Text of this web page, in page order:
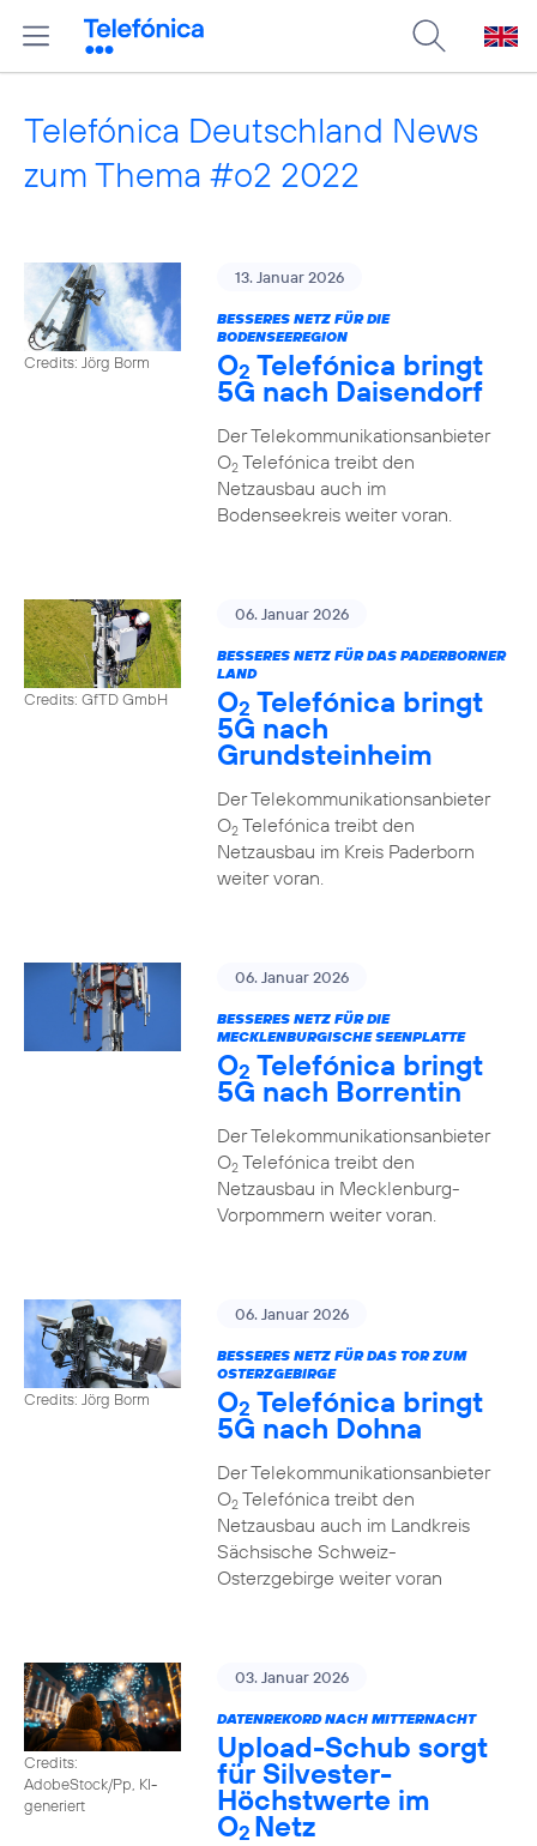
Telefónica Deutschland News
zum Thema #o2 2022
Credits: Jörg Borm
13. Januar 2026
BESSERES NETZ FÜR DIE
BODENSEEREGION
O2 Telefónica bringt
5G nach Daisendorf
Der Telekommunikationsanbieter
O2Telefónica treibt den
Netzausbau auch im
Bodenseekreis weiter voran.
Credits: GfTD GmbH
06. Januar 2026
BESSERES NETZ FÜR DAS PADERBORNER
LAND
O2 Telefónica bringt
5G nach
Grundsteinheim
Der Telekommunikationsanbieter
O2Telefónica treibt den
Netzausbau im Kreis Paderborn
weiter voran.
06. Januar 2026
BESSERES NETZ FÜR DIE
MECKLENBURGISCHE SEENPLATTE
O2 Telefónica bringt
5G nach Borrentin
Der Telekommunikationsanbieter
O2Telefónica treibt den
Netzausbau in Mecklenburg-
Vorpommern weiter voran.
Credits: Jörg Borm
06. Januar 2026
BESSERES NETZ FÜR DAS TOR ZUM
OSTERZGEBIRGE
O2 Telefónica bringt
5G nach Dohna
Der Telekommunikationsanbieter
O2Telefónica treibt den
Netzausbau auch im Landkreis
Sächsische Schweiz-
Osterzgebirge weiter voran
Credits:
AdobeStock/Pp, KI-
generiert
03. Januar 2026
DATENREKORD NACH MITTERNACHT
Upload-Schub sorgt
für Silvester-
Höchstwerte im
O2 Netz